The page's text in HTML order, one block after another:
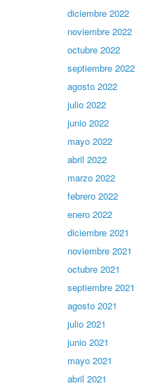
diciembre 2022
noviembre 2022
octubre 2022
septiembre 2022
agosto 2022
julio 2022
junio 2022
mayo 2022
abril 2022
marzo 2022
febrero 2022
enero 2022
diciembre 2021
noviembre 2021
octubre 2021
septiembre 2021
agosto 2021
julio 2021
junio 2021
mayo 2021
abril 2021